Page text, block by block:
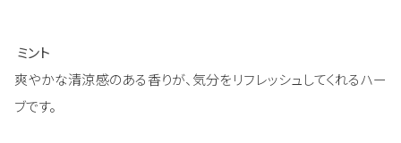
ミント
爽やかな清涼感のある香りが、気分をリフレッシュしてくれるハー
ブです。